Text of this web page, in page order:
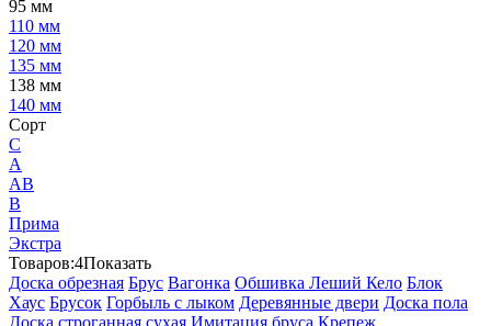
95 мм
110 мм
120 мм
135 мм
138 мм
140 мм
Сорт
C
А
АВ
В
Прима
Экстра
Товаров:4Показать
Доска обрезная Брус Вагонка Обшивка Леший Кело Блок
Хаус Брусок Горбыль с лыком Деревянные двери Доска пола
Доска строганная сухая Имитация бруса Крепеж